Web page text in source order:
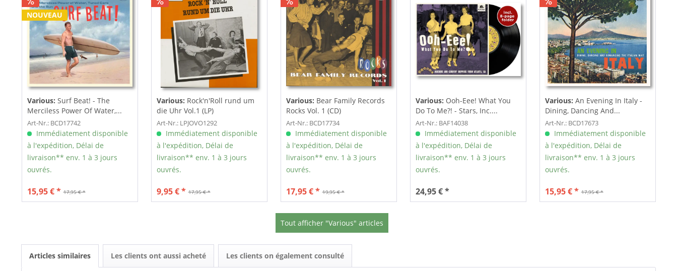
NOUVEAU
Various: Surf Beat! - The
Merciless Power Of Water,...
Art-Nr.: BCD17742
Immédiatement disponible
à l'expédition, Délai de
livraison** env. 1 à 3 jours
ouvrés.
17,95 € *
15,95 € *
Various: Rock'n'Roll rund um
die Uhr Vol.1 (LP)
Art-Nr.: LPJOVO1292
Immédiatement disponible
à l'expédition, Délai de
livraison** env. 1 à 3 jours
ouvrés.
17,95 € *
9,95 € *
Various: Bear Family Records
Rocks Vol. 1 (CD)
Art-Nr.: BCD17734
Immédiatement disponible
à l'expédition, Délai de
livraison** env. 1 à 3 jours
ouvrés.
19,95 € *
17,95 € *
Various: Ooh-Eee! What You
Do To Me?! - Stars, Inc....
Art-Nr.: BAF14038
Immédiatement disponible
à l'expédition, Délai de
livraison** env. 1 à 3 jours
ouvrés.
24,95 € *
Various: An Evening In Italy -
Dining, Dancing And...
Art-Nr.: BCD17673
Immédiatement disponible
à l'expédition, Délai de
livraison** env. 1 à 3 jours
ouvrés.
17,95 € *
15,95 € *
Tout afficher "Various" articles
Articles similaires Les clients ont aussi acheté Les clients on également consulté